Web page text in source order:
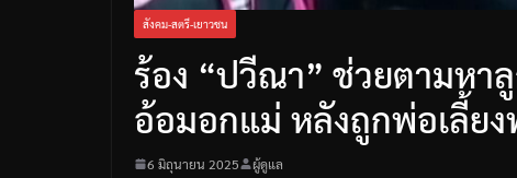
สังคม-สตรี-เยาวชน
ร้อง “ปวีณา” ช่วยตามหา
อ้อมอกแม่ หลังถูกพ่อเลี้ย
6 มิถุนายน 2025 ผู้ดูแล